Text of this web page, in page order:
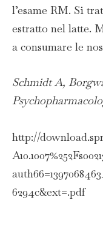
l’esame RM. Si
estratto nel latte.
a consumare le
Schmidt A,
http://
6294c&ext=.pdf